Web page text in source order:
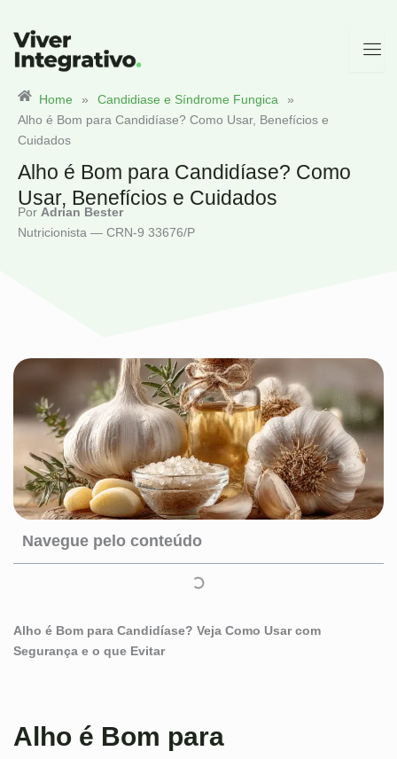
para
conteúdo
Home » Candidiase e Síndrome Fungica
»
Alho é Bom para Candidíase? Como Usar, Benefícios e
Cuidados
Alho é Bom para Candidíase? Como
Usar, Benefícios e Cuidados
Por Adrian Bester
Nutricionista — CRN-9 33676/P
Navegue pelo conteúdo
Alho é Bom para Candidíase? Veja Como Usar com
Segurança e o que Evitar
Alho é Bom para